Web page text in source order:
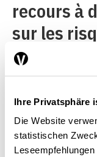
Ihre Privatsphäre
Die Website
statistischen
recours à
sur les
de la
(fintech).